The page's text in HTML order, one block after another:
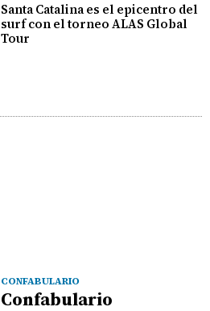
Santa Catalina es el epicentro del
surf con el torneo ALAS Global
Tour
CONFABULARIO
Confabulario